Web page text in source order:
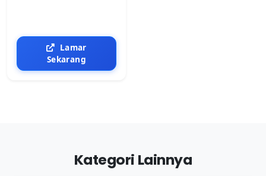
Lamar
Sekarang
Kategori Lainnya